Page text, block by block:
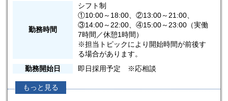
勤務時間
シフト制
①10:00～18:00、②13:00～21:00、
③14:00～22:00、④15:00～23:00（実働
7時間／休憩1時間）
※担当トピックにより開始時間が前後す
る場合があります。
勤務開始日
即日採用予定 ※応相談
もっと見る